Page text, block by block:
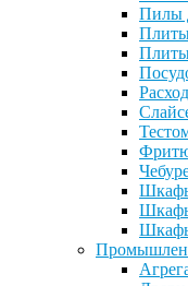
Пилы
Плиты